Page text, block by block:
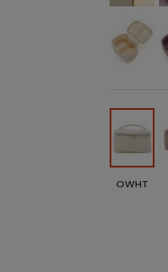
OWHT